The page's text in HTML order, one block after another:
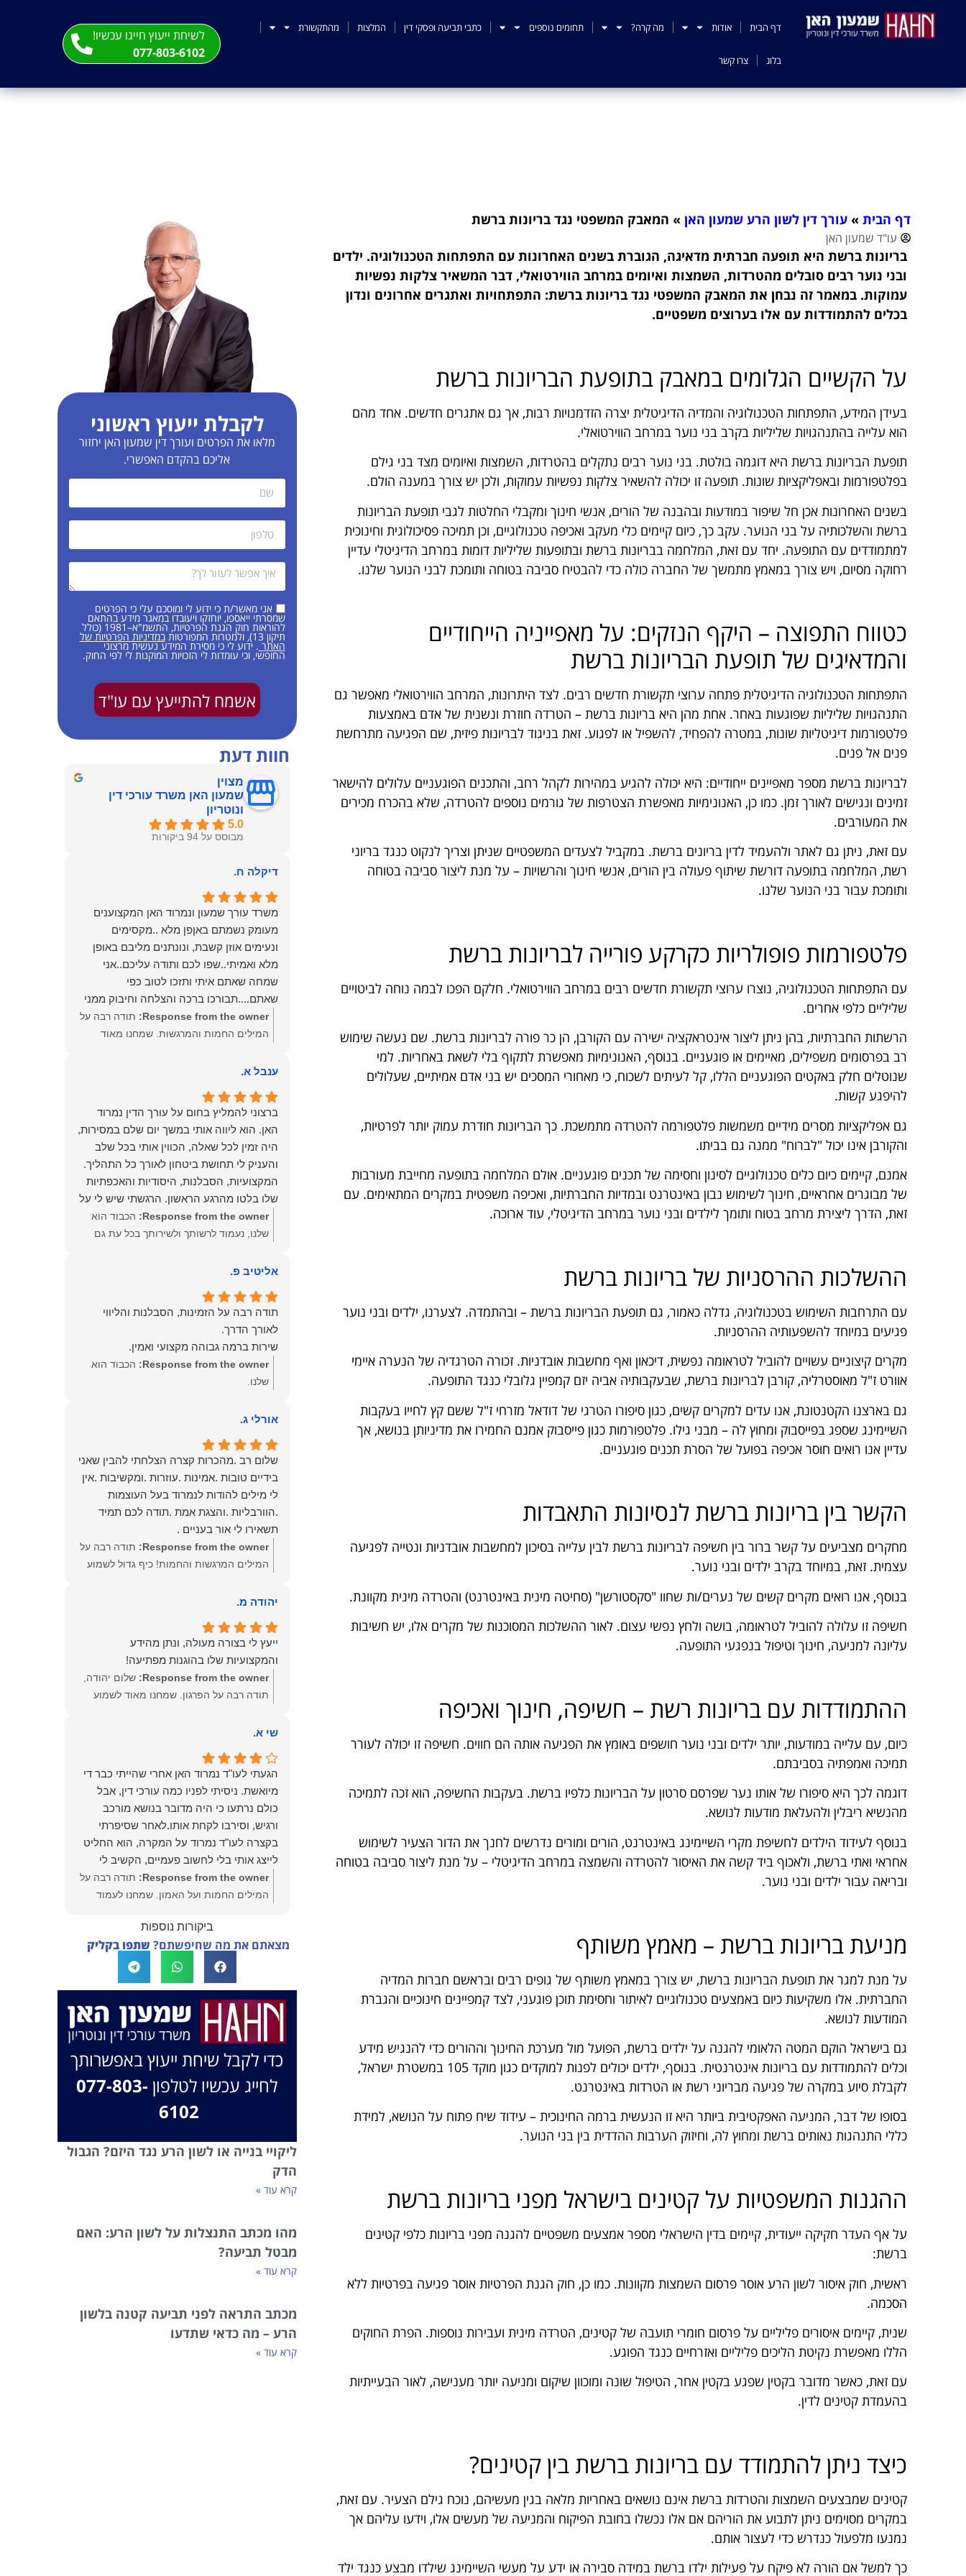
דף הבית אודות מה קרה? תחומים נוספים כתבי תביעה ופסקי דין המלצות מהתקשורת
בלוג צרו קשר
לשיחת ייעוץ חייגו עכשיו!
077-803-6102
דף הבית »עורך דין לשון הרע שמעון האן » המאבק המשפטי נגד בריונות ברשת
עו"ד שמעון האן
בריונות ברשת היא תופעה חברתית מדאיגה, הגוברת בשנים האחרונות עם התפתחות הטכנולוגיה. ילדים
ובני נוער רבים סובלים מהטרדות, השמצות ואיומים במרחב הווירטואלי, דבר המשאיר צלקות נפשיות
עמוקות. במאמר זה נבחן את המאבק המשפטי נגד בריונות ברשת: התפתחויות ואתגרים אחרונים ונדון
בכלים להתמודדות עם אלו בערוצים משפטיים.
על הקשיים הגלומים במאבק בתופעת הבריונות ברשת
בעידן המידע, התפתחות הטכנולוגיה והמדיה הדיגיטלית יצרה הזדמנויות רבות, אך גם אתגרים חדשים. אחד מהם
הוא עלייה בהתנהגויות שליליות בקרב בני נוער במרחב הווירטואלי.
תופעת הבריונות ברשת היא דוגמה בולטת. בני נוער רבים נתקלים בהטרדות, השמצות ואיומים מצד בני גילם
בפלטפורמות ובאפליקציות שונות. תופעה זו יכולה להשאיר צלקות נפשיות עמוקות, ולכן יש צורך במענה הולם.
בשנים האחרונות אכן חל שיפור במודעות ובהבנה של הורים, אנשי חינוך ומקבלי החלטות לגבי תופעת הבריונות
ברשת והשלכותיה על בני הנוער. עקב כך, כיום קיימים כלי מעקב ואכיפה טכנולוגיים, וכן תמיכה פסיכולוגית וחינוכית
למתמודדים עם התופעה. יחד עם זאת, המלחמה בבריונות ברשת ובתופעות שליליות דומות במרחב הדיגיטלי עדיין
רחוקה מסיום, ויש צורך במאמץ מתמשך של החברה כולה כדי להבטיח סביבה בטוחה ותומכת לבני הנוער שלנו.
כטווח התפוצה – היקף הנזקים: על מאפייניה הייחודיים
והמדאיגים של תופעת הבריונות ברשת
התפתחות הטכנולוגיה הדיגיטלית פתחה ערוצי תקשורת חדשים רבים. לצד היתרונות, המרחב הווירטואלי מאפשר גם
התנהגויות שליליות שפוגעות באחר. אחת מהן היא בריונות ברשת – הטרדה חוזרת ונשנית של אדם באמצעות
פלטפורמות דיגיטליות שונות, במטרה להפחיד, להשפיל או לפגוע. זאת בניגוד לבריונות פיזית, שם הפגיעה מתרחשת
פנים אל פנים.
לבריונות ברשת מספר מאפיינים ייחודיים: היא יכולה להגיע במהירות לקהל רחב, והתכנים הפוגעניים עלולים להישאר
זמינים ונגישים לאורך זמן. כמו כן, האנונימיות מאפשרת הצטרפות של גורמים נוספים להטרדה, שלא בהכרח מכירים
את המעורבים.
עם זאת, ניתן גם לאתר ולהעמיד לדין בריונים ברשת. במקביל לצעדים המשפטיים שניתן וצריך לנקוט כנגד בריוני
רשת, המלחמה בתופעה דורשת שיתוף פעולה בין הורים, אנשי חינוך והרשויות – על מנת ליצור סביבה בטוחה
ותומכת עבור בני הנוער שלנו.
פלטפורמות פופולריות כקרקע פורייה לבריונות ברשת
עם התפתחות הטכנולוגיה, נוצרו ערוצי תקשורת חדשים רבים במרחב הווירטואלי. חלקם הפכו לבמה נוחה לביטויים
שליליים כלפי אחרים.
הרשתות החברתיות, בהן ניתן ליצור אינטראקציה ישירה עם הקורבן, הן כר פורה לבריונות ברשת. שם נעשה שימוש
רב בפרסומים משפילים, מאיימים או פוגעניים. בנוסף, האנונימיות מאפשרת לתקוף בלי לשאת באחריות. למי
שנוטלים חלק באקטים הפוגעניים הללו, קל לעיתים לשכוח, כי מאחורי המסכים יש בני אדם אמיתיים, שעלולים
להיפגע קשות.
גם אפליקציות מסרים מידיים משמשות פלטפורמה להטרדה מתמשכת. כך הבריונות חודרת עמוק יותר לפרטיות,
והקורבן אינו יכול "לברוח" ממנה גם בביתו.
אמנם, קיימים כיום כלים טכנולוגיים לסינון וחסימה של תכנים פוגעניים. אולם המלחמה בתופעה מחייבת מעורבות
של מבוגרים אחראיים, חינוך לשימוש נבון באינטרנט ובמדיות החברתיות, ואכיפה משפטית במקרים המתאימים. עם
זאת, הדרך ליצירת מרחב בטוח ותומך לילדים ובני נוער במרחב הדיגיטלי, עוד ארוכה.
ההשלכות ההרסניות של בריונות ברשת
עם התרחבות השימוש בטכנולוגיה, גדלה כאמור, גם תופעת הבריונות ברשת – ובהתמדה. לצערנו, ילדים ובני נוער
פגיעים במיוחד להשפעותיה ההרסניות.
מקרים קיצוניים עשויים להוביל לטראומה נפשית, דיכאון ואף מחשבות אובדניות. זכורה הטרגדיה של הנערה איימי
אוורט ז"ל מאוסטרליה, קורבן לבריונות ברשת, שבעקבותיה אביה יזם קמפיין גלובלי כנגד התופעה.
גם בארצנו הקטנטונת, אנו עדים למקרים קשים, כגון סיפורו הטרגי של דודאל מזרחי ז"ל ששם קץ לחייו בעקבות
השיימינג שספג בפייסבוק ומחוץ לה – מבני גילו. פלטפורמות כגון פייסבוק אמנם החמירו את מדיניותן בנושא, אך
עדיין אנו רואים חוסר אכיפה בפועל של הסרת תכנים פוגעניים.
הקשר בין בריונות ברשת לנסיונות התאבדות
מחקרים מצביעים על קשר ברור בין חשיפה לבריונות ברשת לבין עלייה בסיכון למחשבות אובדניות ונטייה לפגיעה
עצמית. זאת, במיוחד בקרב ילדים ובני נוער.
בנוסף, אנו רואים מקרים קשים של נערים/ות שחוו "סקסטורשן" (סחיטה מינית באינטרנט) והטרדה מינית מקוונת.
חשיפה זו עלולה להוביל לטראומה, בושה ולחץ נפשי עצום. לאור ההשלכות המסוכנות של מקרים אלו, יש חשיבות
עליונה למניעה, חינוך וטיפול בנפגעי התופעה.
ההתמודדות עם בריונות רשת – חשיפה, חינוך ואכיפה
כיום, עם עלייה במודעות, יותר ילדים ובני נוער חושפים באומץ את הפגיעה אותה הם חווים. חשיפה זו יכולה לעורר
תמיכה ואמפתיה בסביבתם.
דוגמה לכך היא סיפורו של אותו נער שפרסם סרטון על הבריונות כלפיו ברשת. בעקבות החשיפה, הוא זכה לתמיכה
מהנשיא ריבלין ולהעלאת מודעות לנושא.
בנוסף לעידוד הילדים לחשיפת מקרי השיימינג באינטרנט, הורים ומורים נדרשים לחנך את הדור הצעיר לשימוש
אחראי ואתי ברשת, ולאכוף ביד קשה את האיסור להטרדה והשמצה במרחב הדיגיטלי – על מנת ליצור סביבה בטוחה
ובריאה עבור ילדים ובני נוער.
מניעת בריונות ברשת – מאמץ משותף
על מנת למגר את תופעת הבריונות ברשת, יש צורך במאמץ משותף של גופים רבים ובראשם חברות המדיה
החברתית. אלו משקיעות כיום באמצעים טכנולוגיים לאיתור וחסימת תוכן פוגעני, לצד קמפיינים חינוכיים והגברת
המודעות לנושא.
גם בישראל הוקם המטה הלאומי להגנה על ילדים ברשת, הפועל מול מערכת החינוך וההורים כדי להנגיש מידע
וכלים להתמודדות עם בריונות אינטרנטית. בנוסף, ילדים יכולים לפנות למוקדים כגון מוקד 105 במשטרת ישראל,
לקבלת סיוע במקרה של פגיעה מבריוני רשת או הטרדות באינטרנט.
בסופו של דבר, המניעה האפקטיבית ביותר היא זו הנעשית ברמה החינוכית – עידוד שיח פתוח על הנושא, למידת
כללי התנהגות נאותים ברשת ומחוץ לה, וחיזוק הערבות ההדדית בין בני הנוער.
ההגנות המשפטיות על קטינים בישראל מפני בריונות ברשת
על אף העדר חקיקה ייעודית, קיימים בדין הישראלי מספר אמצעים משפטיים להגנה מפני בריונות כלפי קטינים
ברשת:
ראשית, חוק איסור לשון הרע אוסר פרסום השמצות מקוונות. כמו כן, חוק הגנת הפרטיות אוסר פגיעה בפרטיות ללא
הסכמה.
שנית, קיימים איסורים פליליים על פרסום חומרי תועבה של קטינים, הטרדה מינית ועבירות נוספות. הפרת החוקים
הללו מאפשרת נקיטת הליכים פליליים ואזרחיים כנגד הפוגע.
עם זאת, כאשר מדובר בקטין שפגע בקטין אחר, הטיפול שונה ומוכוון שיקום ומניעה יותר מענישה, לאור הבעייתיות
בהעמדת קטינים לדין.
כיצד ניתן להתמודד עם בריונות ברשת בין קטינים?
קטינים שמבצעים השמצות והטרדות ברשת אינם נושאים באחריות מלאה בגין מעשיהם, נוכח גילם הצעיר. עם זאת,
במקרים מסוימים ניתן לתבוע את הוריהם אם אלו נכשלו בחובת הפיקוח והמניעה של מעשים אלו, וידעו עליהם אך
נמנעו מלפעול כנדרש כדי לעצור אותם.
כך למשל אם הורה לא פיקח על פעילות ילדו ברשת במידה סבירה או ידע על מעשי השיימינג שילדו מבצע כנגד ילד
לקבלת ייעוץ ראשוני
מלאו את הפרטים ועורך דין שמעון האן יחזור
אליכם בהקדם האפשרי.
אני מאשר/ת כי ידוע לי ומוסכם עלי כי הפרטים
שמסרתי ייאספו, יוחזקו ויעובדו במאגר מידע בהתאם
להוראות חוק הגנת הפרטיות, התשמ"א–1981 (כולל
תיקון 13), ולמטרות המפורטות במדיניות הפרטיות של
האתר . ידוע לי כי מסירת המידע נעשית מרצוני
החופשי, וכי עומדות לי הזכויות המוקנות לי לפי החוק.
אשמח להתייעץ עם עו"ד
חוות דעת
מצוין
שמעון האן משרד עורכי דין
ונוטריון
5.0
מבוסס על 94 ביקורות
דיקלה ח.
משרד עורך שמעון ונמרוד האן המקצוענים
מעומק נשמתם באןפן מלא ..מקסימים
ונעימים אוזן קשבת, ונונתנים מליבם באופן
מלא ואמיתי..שפו לכם ותודה עליכם..אני
שמחה שאתם איתי ותזכו לטוב כפי
שאתם....תבורכו ברכה והצלחה וחיבוק ממני
🙂😘💓
Response from the owner:
תודה רבה על
המילים החמות והמרגשות. שמחנו מאוד
שנתת בנו ונמשיך לעמוד לצידך וללוות אותך
הצלחה, ברכה ובשורות טובות. שמעון האן
משרד עורכי דין ונוטריון
ענבל א.
ברצוני להמליץ בחום על עורך הדין נמרוד
האן. הוא ליווה אותי במשך יום שלם במסירות,
היה זמין לכל שאלה, הכווין אותי בכל שלב
והעניק לי תחושת ביטחון לאורך כל התהליך.
המקצועיות, הסבלנות, היסודיות והאכפתיות
שלו בלטו מהרגע הראשון. הרגשתי שיש לי על
מי לסמוך, ואני ממליצה עליו מכל הלב לכל מי
שמחפש עורך דין מקצועי, אמין ומסור.
Response from the owner:
הכבוד הוא
שלנו, נעמוד לרשותך ולשירותך בכל עת גם
אליטיב פ.
תודה רבה על הזמינות, הסבלנות והליווי
שירות ברמה גבוהה מקצועי ואמין.
Response from the owner:
הכבוד הוא
שלנו.
אורלי ג.
שלום רב .מהכרות קצרה הצלחתי להבין שאני
בידיים טובות .אמינות .עוזרות .ומקשיבות .אין
לי מילים להודות לנמרוד בעל העוצמות
.הוורבליות .והצגת אמת .תודה לכם תמיד
תשאירו לי אור בעניים .
Response from the owner:
תודה רבה על
המילים המרגשות והחמות! כיף גדול לשמוע
שווה את הכל. נשמח תמיד לעמוד לרשותך!
יהודה מ.
ייעץ לי בצורה מעולה, ונתן מהידע
והמקצועיות שלו בהוגנות מפתיעה!
Response from the owner:
שלום יהודה,
תודה רבה על הפרגון. שמחנו מאוד לשמוע
הוגנות ומקצועיות הן מעל הכל. נשמח תמיד
שי א.
הגעתי לעו"ד נמרוד האן אחרי שהייתי כבר די
מיואשת. ניסיתי לפניו כמה עורכי דין, אבל
כולם נרתעו כי היה מדובר בנושא מורכב
ורגיש, וסירבו לקחת אותו.לאחר שסיפרתי
בקצרה לעו"ד נמרוד על המקרה, הוא החליט
לייצג אותי בלי לחשוב פעמיים, הקשיב לי
ולקח את התיק שלי פרו בונו מכל הלב.
Response from the owner:
תודה רבה על
המילים החמות ועל האמון. שמחנו לעמוד
המון הצלחה בהמשך. תמיד כאן בשבילך.
בברכה, משרד עו"ד שמעון האן ונוטריון
ביקורות נוספות
מצאתם את מה שחיפשתם? שתפו בקליק
כדי לקבל שיחת ייעוץ באפשרותך
לחייג עכשיו לטלפון 077-803-
6102
ליקויי בנייה או לשון הרע נגד היזם? הגבול
הדק
קרא עוד »
מהו מכתב התנצלות על לשון הרע: האם
מבטל תביעה?
קרא עוד »
מכתב התראה לפני תביעה קטנה בלשון
הרע – מה כדאי שתדעו
קרא עוד »